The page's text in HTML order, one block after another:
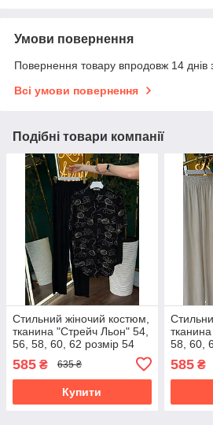
Умови повернення
Повернення товару впродовж 14 днів
Всі умови повернення
Подібні товари компанії
Стильний жіночий костюм,
тканина "Стрейч Льон" 54,
56, 58, 60, 62 розмір 54
585 ₴ 635 ₴
Купити
58, 60,
585₴